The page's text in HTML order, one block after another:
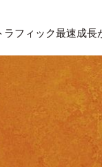
ラフィック最速成長